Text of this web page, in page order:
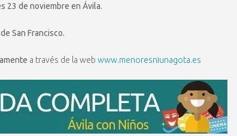
23 de noviembre en Ávila.
San Francisco.
a través de la web www.menoresniunagota.es